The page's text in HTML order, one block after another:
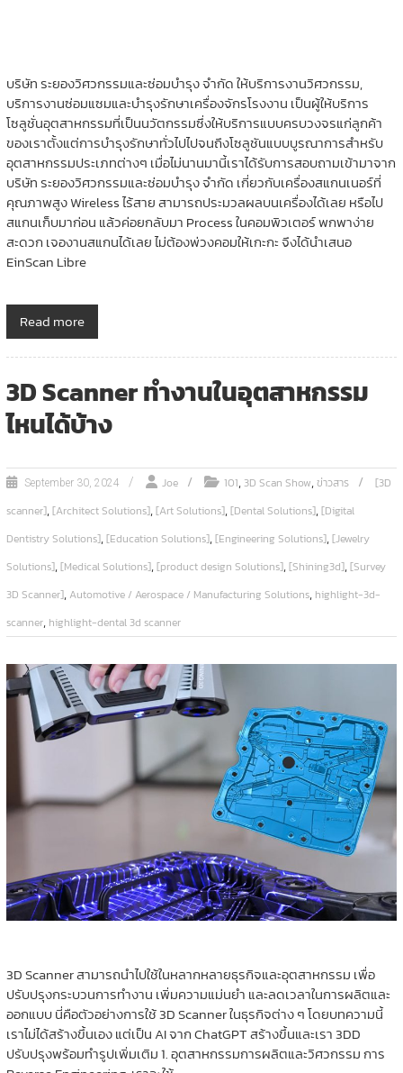
บริษัท ระยองวิศวกรรมและซ่อมบำรุง จำกัด ให้บริการงานวิศวกรรม,
บริการงานซ่อมแซมและบำรุงรักษาเครื่องจักรโรงงาน เป็นผู้ให้บริการ
โซลูชั่นอุตสาหกรรมที่เป็นนวัตกรรมซึ่งให้บริการแบบครบวงจรแก่ลูกค้า
ของเราตั้งแต่การบํารุงรักษาทั่วไปไปจนถึงโซลูชันแบบบูรณาการสําหรับ
อุตสาหกรรมประเภทต่างๆ เมื่อไม่นานมานี้เราได้รับการสอบถามเข้ามาจาก
บริษัท ระยองวิศวกรรมและซ่อมบำรุง จำกัด เกี่ยวกับเครื่องสแกนเนอร์ที่
คุณภาพสูง Wireless ไร้สาย สามารถประมวลผลบนเครื่องได้เลย หรือไป
สแกนเก็บมาก่อน แล้วค่อยกลับมา Process ในคอมพิวเตอร์ พกพาง่าย
สะดวก เจองานสแกนได้เลย ไม่ต้องพ่วงคอมให้เกะกะ จึงได้นำเสนอ
EinScan Libre
Read more
3D Scanner ทำงานในอุตสาหกรรม
ไหนได้บ้าง
September 30, 2024 Joe 101,3D Scan Show,ข่าวสาร
[3D
scanner],[Architect Solutions],[Art Solutions],[Dental Solutions],[Digital
Dentistry Solutions],[Education Solutions],[Engineering Solutions],[Jewelry
Solutions],[Medical Solutions],[product design Solutions],[Shining3d],[Survey
3D Scanner], Automotive / Aerospace / Manufacturing Solutions, highlight-3d-
scanner, highlight-dental 3d scanner
3D Scanner สามารถนำไปใช้ในหลากหลายธุรกิจและอุตสาหกรรม เพื่อ
ปรับปรุงกระบวนการทำงาน เพิ่มความแม่นยำ และลดเวลาในการผลิตและ
ออกแบบ นี่คือตัวอย่างการใช้ 3D Scanner ในธุรกิจต่าง ๆ โดยบทความนี้
เราไม่ได้สร้างขึ้นเอง แต่เป็น AI จาก ChatGPT สร้างขึ้นและเรา 3DD
ปรับปรุงพร้อมทำรูปเพิ่มเติม 1. อุตสาหกรรมการผลิตและวิศวกรรม การ